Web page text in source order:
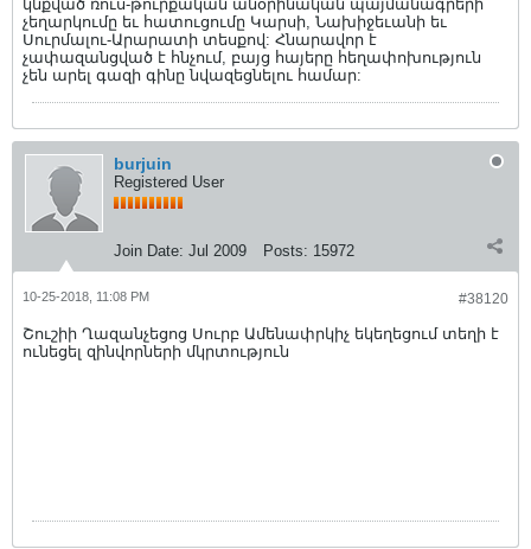
կնքված ռուս-թուրքական անօրինական պայմանագրերի
չեղարկումը եւ հատուցումը Կարսի, Նախիջեւանի եւ
Սուրմալու-Արարատի տեսքով: Հնարավոր է
չափազանցված է հնչում, բայց հայերը հեղափոխություն
չեն արել գազի գինը նվազեցնելու համար:
burjuin
Registered User
Join Date: Jul 2009 Posts: 15972
#38120
10-25-2018, 11:08 PM
Շուշիի Ղազանչեցոց Սուրբ Ամենափրկիչ եկեղեցում տեղի է
ունեցել զինվորների մկրտություն